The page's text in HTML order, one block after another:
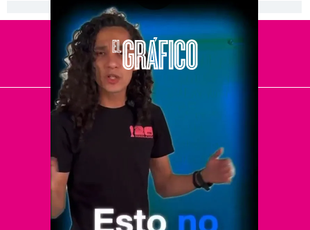
[Publicidad]
El Universal
Vive USA
Clase
De 10 sports